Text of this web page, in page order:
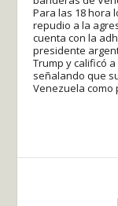
Para las 18 hora
repudio a la
cuenta con la
presidente
Trump y calificó
señalando que
Venezuela como